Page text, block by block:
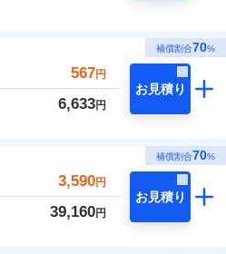
補償割合70%
567円
6,633円
お見積り
補償割合70%
3,590円
39,160円
お見積り